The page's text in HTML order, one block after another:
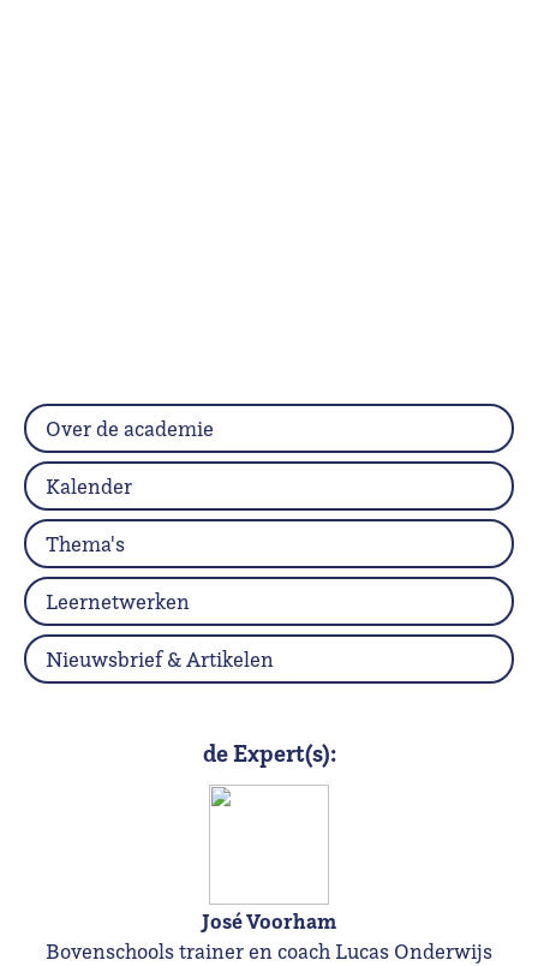
Over de academie
Kalender
Thema's
Leernetwerken
Nieuwsbrief & Artikelen
de Expert(s):
José Voorham
Bovenschools trainer en coach Lucas Onderwijs